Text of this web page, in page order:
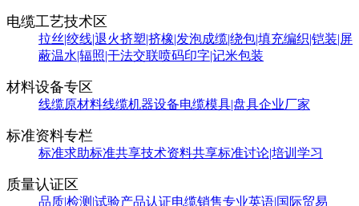
电缆工艺技术区
拉丝|绞线|退火挤塑|挤橡|发泡成缆|绕包|填充编织|铠装|屏
蔽温水|辐照|干法交联喷码印字|记米包装
材料设备专区
线缆原材料线缆机器设备电缆模具|盘具企业厂家
标准资料专栏
标准求助标准共享技术资料共享标准讨论|培训学习
质量认证区
品质|检测|试验产品认证电缆销售专业英语|国际贸易